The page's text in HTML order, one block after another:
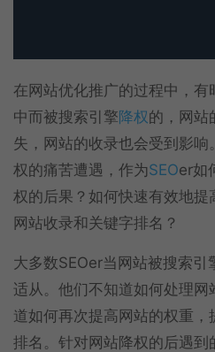
在网站优化推广的过程中，
中而被搜索引擎降权的，网站
失，网站的收录也会受到影
权的痛苦遭遇，作为SEOer如
权的后果？如何快速有效地
网站收录和关键字排名？
大多数SEOer当网站被搜索
适从。他们不知道如何处理
道如何再次提高网站的权重
排名。针对网站降权的后遇到